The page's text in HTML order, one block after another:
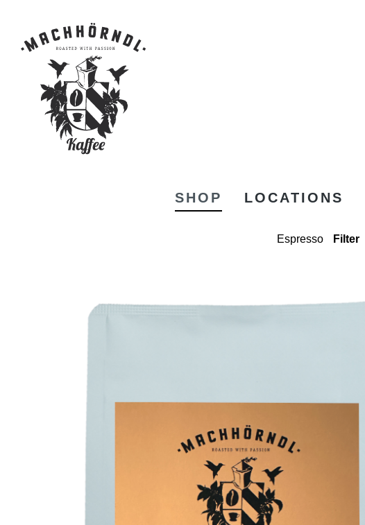
SHOP LOCATIONS
Espresso Filter